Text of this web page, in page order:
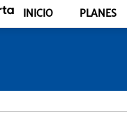
INICIO PLANES